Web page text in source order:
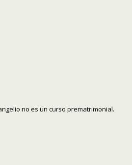
no es un curso prematrimonial.